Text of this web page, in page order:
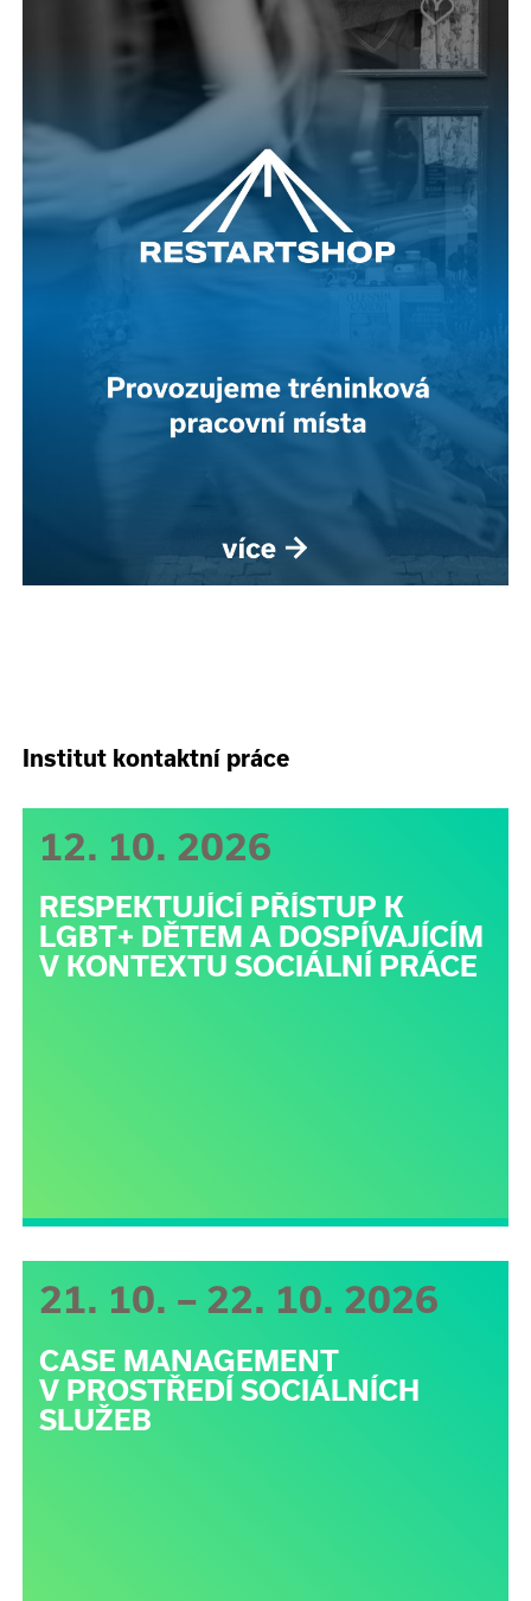
Institut kontaktní práce
12. 10. 2026
RESPEKTUJÍCÍ PŘÍSTUP K
LGBT+ DĚTEM A DOSPÍVAJÍCÍM
V KONTEXTU SOCIÁLNÍ PRÁCE
21. 10. – 22. 10. 2026
CASE MANAGEMENT
V PROSTŘEDÍ SOCIÁLNÍCH
SLUŽEB